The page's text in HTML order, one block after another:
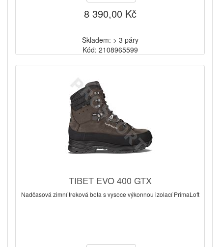
8 390,00 Kč
Skladem: > 3 páry
Kód: 2108965599
TIBET EVO 400 GTX
Nadčasová zimní treková bota s vysoce výkonnou izolací PrimaLoft